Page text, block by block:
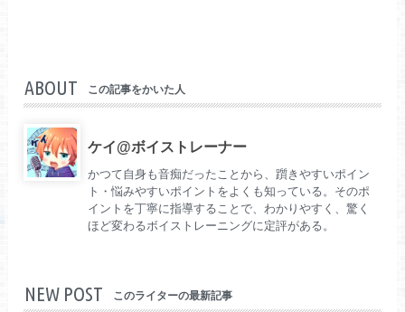
ABOUT この記事をかいた人
ケイ@ボイストレーナー
かつて自身も音痴だったことから、躓きやすいポイン
ト・悩みやすいポイントをよくも知っている。そのポ
イントを丁寧に指導することで、わかりやすく、驚く
ほど変わるボイストレーニングに定評がある。
NEW POST このライターの最新記事